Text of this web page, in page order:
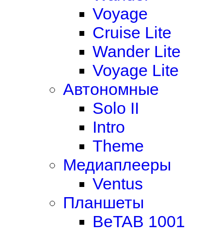
Voyage
Cruise Lite
Wander Lite
Voyage Lite
Автономные
Solo II
Intro
Theme
Медиаплееры
Ventus
Планшеты
BeTAB 1001